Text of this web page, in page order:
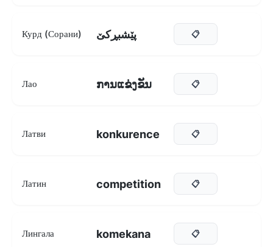
Курд (Сорани) پێشبڕکێ 📋
Лао ການແຂ່ງຂັນ 📋
Латви konkurence 📋
Латин competition 📋
Лингала komekana 📋